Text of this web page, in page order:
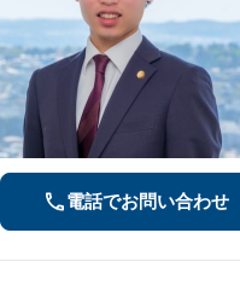
電話でお問い合わせ